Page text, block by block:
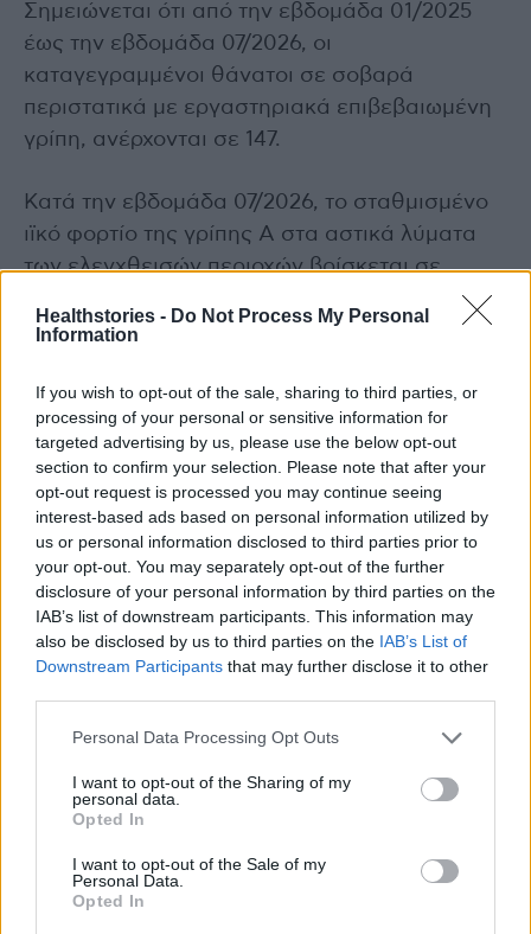
Healthstories - Do Not Process My Personal
Information
If you wish to opt-out of the sale, sharing to third parties, or
processing of your personal or sensitive information for
targeted advertising by us, please use the below opt-out
section to confirm your selection. Please note that after your
opt-out request is processed you may continue seeing
interest-based ads based on personal information utilized by
us or personal information disclosed to third parties prior to
your opt-out. You may separately opt-out of the further
disclosure of your personal information by third parties on the
IAB’s list of downstream participants. This information may
also be disclosed by us to third parties on the IAB’s List of
Downstream Participants that may further disclose it to other
Personal Data Processing Opt Outs
I want to opt-out of the Sharing of my
personal data.
Opted In
I want to opt-out of the Sale of my
Personal Data.
Opted In
Σημειώνεται ότι από την εβδομάδα 01/2025
έως την εβδομάδα 07/2026, οι
καταγεγραμμένοι θάνατοι σε σοβαρά
περιστατικά με εργαστηριακά επιβεβαιωμένη
γρίπη, ανέρχονται σε 147.
Κατά την εβδομάδα 07/2026, το σταθμισμένο
ιϊκό φορτίο της γρίπης Α στα αστικά λύματα
των ελεγχθεισών περιοχών βρίσκεται σε
χαμηλά επίπεδα, παρουσιάζοντας μείωση σε
σχέση με την προηγούμενη εβδομάδα.
Αναπνευστικός συγκυτιακός ιός – RSV
Η θετικότητα στην κοινότητα (δίκτυο
επιτήρησης Sentinel ΠΦΥ) παρουσίασε μείωση
σε σχέση με την προηγούμενη εβδομάδα, ενώ
στα νοσοκομεία του δικτύου επιτήρησης SARI
παρουσίασε αύξηση. Ο ΕΟΔΥ κάνει σύσταση
για εμβολιασμό των ατόμων ηλικίας άνω των
75 ετών και ατόμων που ανήκουν σε ομάδες
υψηλού κινδύνου, σύμφωνα με το Εθνικό
Πρόγραμμα Εμβολιασμών.
Νέο «ψηφιακό ραντάρ» για τις ιώσεις: Ο ΕΟΔΥ
ΕΟΔΥ: Πιστοποίηση ISO και διαχείριση